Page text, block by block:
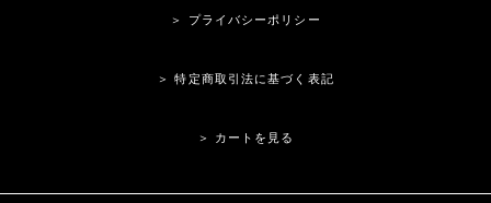
＞ プライバシーポリシー
＞ 特定商取引法に基づく表記
＞ カートを見る